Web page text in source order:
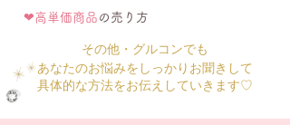
❤︎高単価商品 の売り方
その他・グルコンでも
あなたのお悩みをしっかりお聞きして
​具体的な方法をお伝えしていきます♡